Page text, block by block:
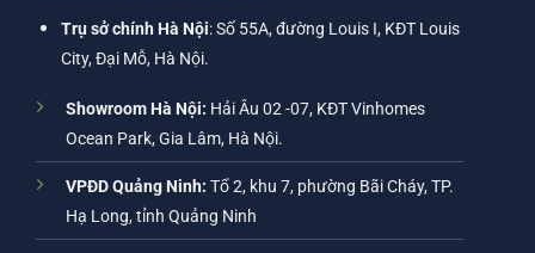
Trụ sở chính Hà Nội: Số 55A, đường Louis I, KĐT Louis
City, Đại Mỗ, Hà Nội.
Showroom Hà Nội: Hải Âu 02 -07, KĐT Vinhomes
Ocean Park, Gia Lâm, Hà Nội.
VPĐD Quảng Ninh: Tổ 2, khu 7, phường Bãi Cháy, TP.
Hạ Long, tỉnh Quảng Ninh